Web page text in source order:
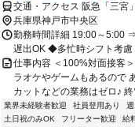
交通・アクセス 阪急「三宮
兵庫県神戸市中央区
勤務時間詳細 19:00～5:00
遅出OK ◆多忙時シフト考
仕事内容 ＜100%対面接客
ラオケやゲームもあるので
カットなどの業務はゼロ♪
業界未経験者歓迎 社員登用あり
土日祝のみOK
フリーター歓迎 給